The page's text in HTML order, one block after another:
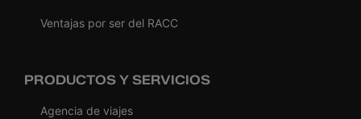
Ventajas por ser del RACC
PRODUCTOS Y SERVICIOS
Agencia de viajes